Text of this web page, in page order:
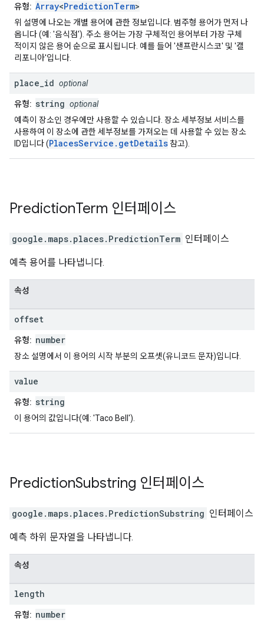
유형: Array<PredictionTerm>
위 설명에 나오는 개별 용어에 관한 정보입니다. 범주형 용어가 먼저 나
옵니다 (예: '음식점'). 주소 용어는 가장 구체적인 용어부터 가장 구체
적이지 않은 용어 순으로 표시됩니다. 예를 들어 '샌프란시스코' 및 '캘
리포니아'입니다.
place id optional
유형: string optional
예측이 장소인 경우에만 사용할 수 있습니다. 장소 세부정보 서비스를
사용하여 이 장소에 관한 세부정보를 가져오는 데 사용할 수 있는 장소
ID입니다 (PlacesService.getDetails 참고).
PredictionTerm 인터페이스
google.maps.places. PredictionTerm 인터페이스
예측 용어를 나타냅니다.
속성
offset
유형: number
장소 설명에서 이 용어의 시작 부분의 오프셋(유니코드 문자)입니다.
value
유형: string
이 용어의 값입니다(예: 'Taco Bell').
PredictionSubstring 인터페이스
google.maps.places. PredictionSubstring 인터페이스
예측 하위 문자열을 나타냅니다.
속성
length
유형: number